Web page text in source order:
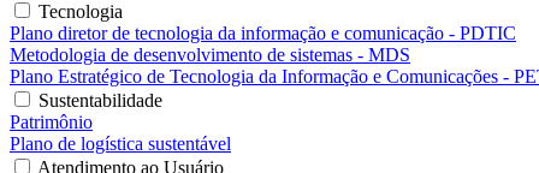
Tecnologia
Plano diretor de tecnologia da informação e comunicação - PDTIC
Metodologia de desenvolvimento de sistemas - MDS
Plano Estratégico de Tecnologia da Informação e Comunicações -
Sustentabilidade
Patrimônio
Plano de logística sustentável
Atendimento ao Usuário